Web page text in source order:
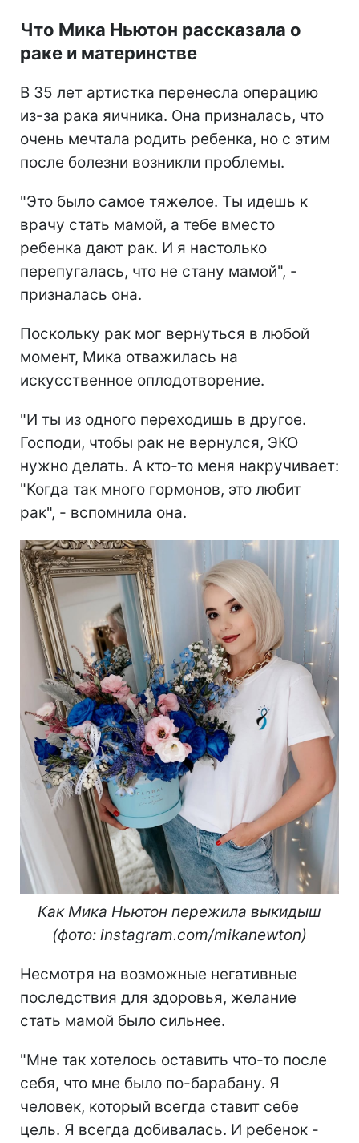
Что Мика Ньютон рассказала о
раке и материнстве
В 35 лет артистка перенесла операцию
из-за рака яичника. Она призналась, что
очень мечтала родить ребенка, но с этим
после болезни возникли проблемы.
"Это было самое тяжелое. Ты идешь к
врачу стать мамой, а тебе вместо
ребенка дают рак. И я настолько
перепугалась, что не стану мамой", -
призналась она.
Поскольку рак мог вернуться в любой
момент, Мика отважилась на
искусственное оплодотворение.
"И ты из одного переходишь в другое.
Господи, чтобы рак не вернулся, ЭКО
нужно делать. А кто-то меня накручивает:
"Когда так много гормонов, это любит
рак", - вспомнила она.
Как Мика Ньютон пережила выкидыш
(фото: instagram.com/mikanewton)
Несмотря на возможные негативные
последствия для здоровья, желание
стать мамой было сильнее.
"Мне так хотелось оставить что-то после
себя, что мне было по-барабану. Я
человек, который всегда ставит себе
цель. Я всегда добивалась. И ребенок -